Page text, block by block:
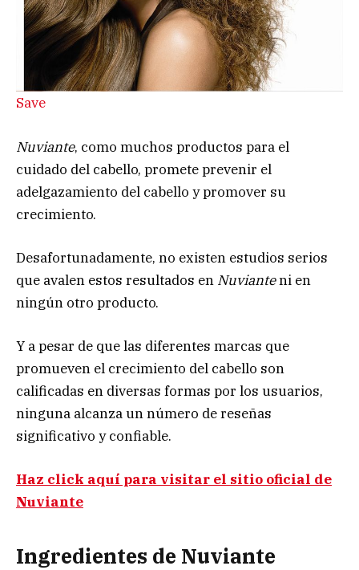
Save
Nuviante, como muchos productos para el
cuidado del cabello, promete prevenir el
adelgazamiento del cabello y promover su
crecimiento.
Desafortunadamente, no existen estudios serios
que avalen estos resultados en Nuvianteni en
ningún otro producto.
Y a pesar de que las diferentes marcas que
promueven el crecimiento del cabello son
calificadas en diversas formas por los usuarios,
ninguna alcanza un número de reseñas
significativo y confiable.
Haz click aquí para visitar el sitio oficial de
Nuviante
Ingredientes de Nuviante